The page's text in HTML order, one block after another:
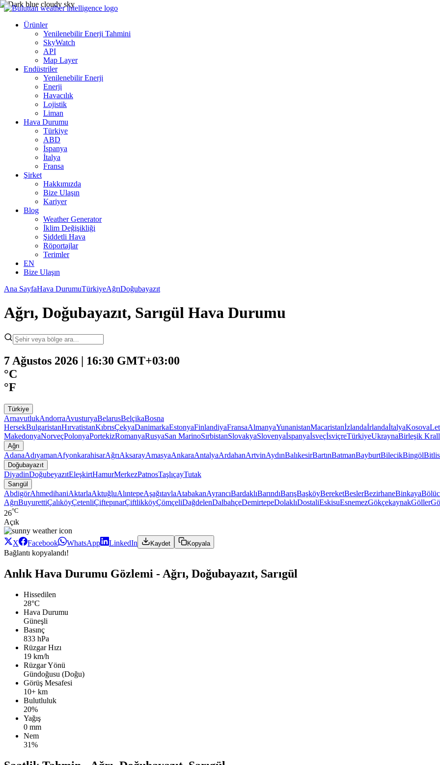
Ürünler
Yenilenebilir Enerji Tahmini
SkyWatch
API
Map Layer
Endüstriler
Yenilenebilir Enerji
Enerji
Havacılık
Lojistik
Liman
Hava Durumu
Türkiye
ABD
İspanya
İtalya
Fransa
Şirket
Hakkımızda
Bize Ulaşın
Kariyer
Blog
Weather Generator
İklim Değişikliği
Şiddetli Hava
Röportajlar
Terimler
EN
Bize Ulaşın
Ana SayfaHava DurumuTürkiyeAğrıDoğubayazıt
Ağrı, Doğubayazıt, Sarıgül Hava Durumu
7 Ağustos 2026 | 16:30 GMT+03:00
°C
°F
Türkiye
ArnavutlukAndorraAvusturyaBelarusBelçikaBosna
HersekBulgaristanHırvatistanKıbrısÇekyaDanimarkaEstonyaFinlandiyaFransaAlmanyaYunanistanMacaristanİzlandaİrlandaİtalyaKosova
MakedonyaNorveçPolonyaPortekizRomanyaRusyaSan MarinoSırbistanSlovakyaSlovenyaİspanyaİsveçİsviçreTürkiyeUkraynaBirleşik
Ağrı
AdanaAdıyamanAfyonkarahisarAğrıAksarayAmasyaAnkaraAntalyaArdahanArtvinAydınBalıkesirBartınBatmanBayburtBilecikBingölBitlis
Doğubayazıt
DiyadinDoğubeyazıtEleşkirtHamurMerkezPatnosTaşlıçayTutak
Sarıgül
AbdigörAhmedihaniAktarlaAktuğluAlıntepeAşağıtavlaAtabakanAyrancıBardaklıBarındıBarışBaşköyBereketBeslerBezirhaneBinkaya
AğrıBuyurettiÇalıköyÇetenliÇiftepınarÇiftlikköyÇömçeliDağdelenDalbahçeDemirtepeDolaklıDostaliEskisuEsnemezGökçekaynakGöller
26°C
Açık
X Facebook WhatsApp LinkedIn Kaydet Kopyala
Bağlantı kopyalandı!
Anlık Hava Durumu Gözlemi - Ağrı, Doğubayazıt, Sarıgül
Hissedilen
28°C
Hava Durumu
Güneşli
Basınç
833 hPa
Rüzgar Hızı
19 km/h
Rüzgar Yönü
Gündoğusu (Doğu)
Görüş Mesafesi
10+ km
Bulutluluk
20%
Yağış
0 mm
Nem
31%